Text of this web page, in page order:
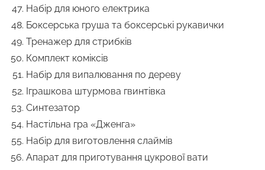
Набір для юного електрика
Боксерська груша та боксерські рукавички
Тренажер для стрибків
Комплект коміксів
Набір для випалювання по дереву
Іграшкова штурмова гвинтівка
Синтезатор
Настільна гра «Дженга»
Набір для виготовлення слаймів
Апарат для приготування цукрової вати